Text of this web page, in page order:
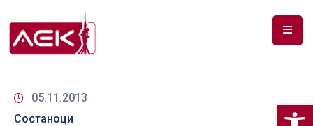
ЗА
05.11.2013
Состаноци